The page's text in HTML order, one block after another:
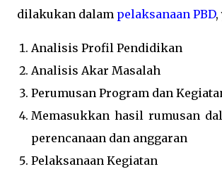
dilakukan dalam pelaksanaan PBD,
Analisis Profil Pendidikan
Analisis Akar Masalah
Perumusan Program dan
Memasukkan hasil rumusan
perencanaan dan anggaran
Pelaksanaan Kegiatan